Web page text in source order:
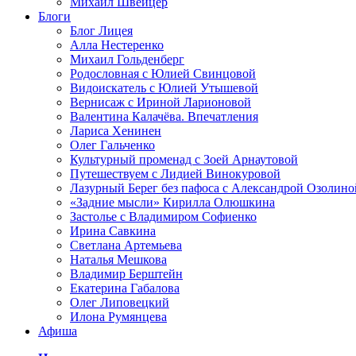
Блоги
Блог Лицея
Алла Нестеренко
Михаил Гольденберг
Родословная с Юлией Свинцовой
Видоискатель с Юлией Утышевой
Вернисаж с Ириной Ларионовой
Валентина Калачёва. Впечатления
Лариса Хенинен
Олег Гальченко
Культурный променад с Зоей Арнаутовой
Путешествуем с Лидией Винокуровой
Лазурный Берег без пафоса с Александрой
«Задние мысли» Кирилла Олюшкина
Застолье с Владимиром Софиенко
Ирина Савкина
Светлана Артемьева
Наталья Мешкова
Владимир Берштейн
Екатерина Габалова
Олег Липовецкий
Илона Румянцева
Афиша